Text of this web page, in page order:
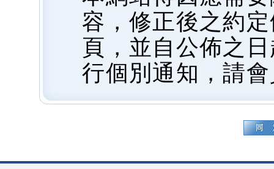
容，修正後之約
頁，並自公佈之
行個別通知，請